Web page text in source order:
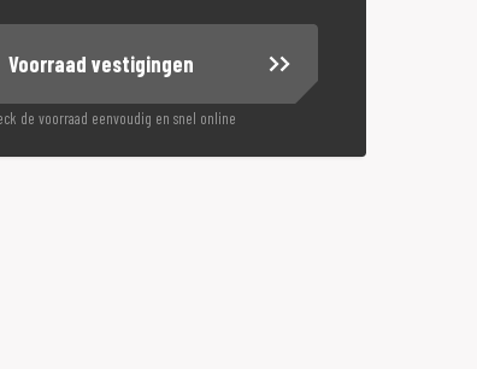
Voorraad vestigingen
de voorraad eenvoudig en snel online